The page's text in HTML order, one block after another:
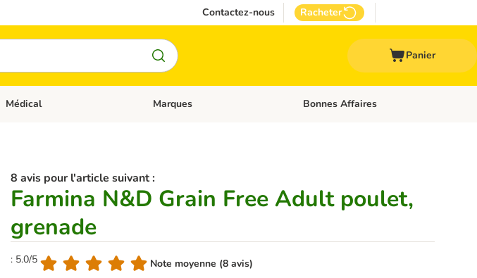
Contactez-nous Racheter
Panier
Dérouler les catégories: Autres animaux
Médical Dérouler les catégories: Médical
Marques Dérouler les catégories: Marques
Bonnes Affaires
8 avis pour l'article suivant :
Farmina N&D Grain Free Adult poulet,
grenade
: 5.0/5 Note moyenne (8 avis)